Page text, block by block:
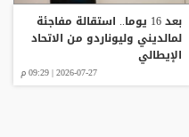
بعد 16 يوما.. استقالة مفاجئة
لمالديني وليوناردو من الاتحاد
الإيطالي
2026-07-27 | 09:29 م